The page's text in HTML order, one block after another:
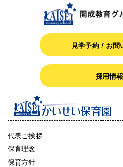
見学予約 / お問
採用情報
代表ご挨拶
保育理念
保育方針